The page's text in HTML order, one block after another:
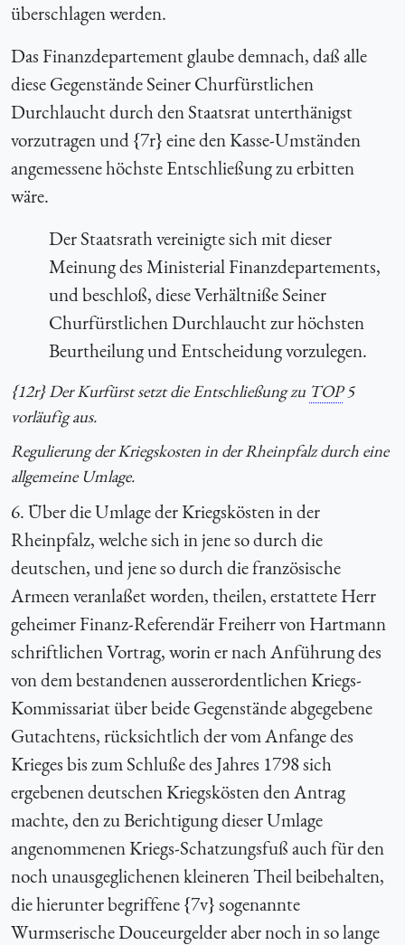
überschlagen werden.
Das Finanzdepartement glaube demnach, daß alle
diese Gegenstände Seiner Churfürstlichen
Durchlaucht durch den Staatsrat unterthänigst
vorzutragen und {7r} eine den Kasse-Umständen
angemessene höchste Entschließung zu erbitten
wäre.
Der Staatsrath vereinigte sich mit dieser
Meinung des Ministerial Finanzdepartements,
und beschloß, diese Verhältniße Seiner
Churfürstlichen Durchlaucht zur höchsten
Beurtheilung und Entscheidung vorzulegen.
{12r} Der Kurfürst setzt die Entschließung zu TOP5
vorläufig aus.
Regulierung der Kriegskosten in der Rheinpfalz durch eine
allgemeine Umlage.
6. Über die Umlage der Kriegskösten in der
Rheinpfalz, welche sich in jene so durch die
deutschen, und jene so durch die französische
Armeen veranlaßet worden, theilen, erstattete Herr
geheimer Finanz-Referendär Freiherr von Hartmann
schriftlichen Vortrag, worin er nach Anführung des
von dem bestandenen ausserordentlichen Kriegs-
Kommissariat über beide Gegenstände abgegebene
Gutachtens, rücksichtlich der vom Anfange des
Krieges bis zum Schluße des Jahres 1798 sich
ergebenen deutschen Kriegskösten den Antrag
machte, den zu Berichtigung dieser Umlage
angenommenen Kriegs-Schatzungsfuß auch für den
noch unausgeglichenen kleineren Theil beibehalten,
die hierunter begriffene {7v} sogenannte
Wurmserische Douceurgelder aber noch in so lange